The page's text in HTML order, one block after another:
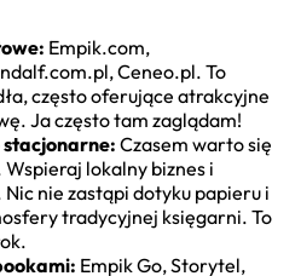
Empik.com,
Ceneo.pl. To
często oferujące atrakcyjne
Ja często tam zaglądam!
Czasem warto się
lokalny biznes i
nie zastąpi dotyku papieru i
tradycyjnej księgarni. To
Empik Go, Storytel,